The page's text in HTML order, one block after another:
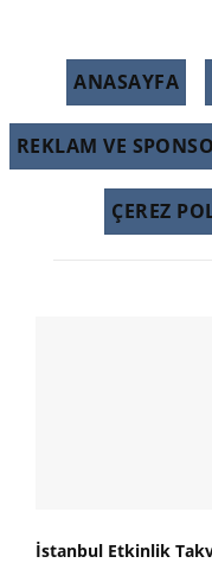
ANASAYFA
REKLAM VE
ÇEREZ
İstanbul Etkinlik